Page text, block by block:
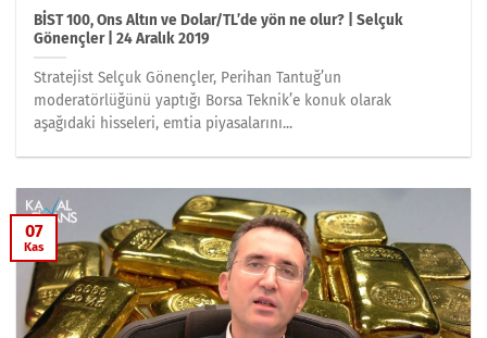
BİST 100, Ons Altın ve Dolar/TL’de yön ne olur? | Selçuk
Gönençler | 24 Aralık 2019
Stratejist Selçuk Gönençler, Perihan Tantuğ’un
moderatörlüğünü yaptığı Borsa Teknik’e konuk olarak
aşağıdaki hisseleri, emtia piyasalarını...
07
Kas